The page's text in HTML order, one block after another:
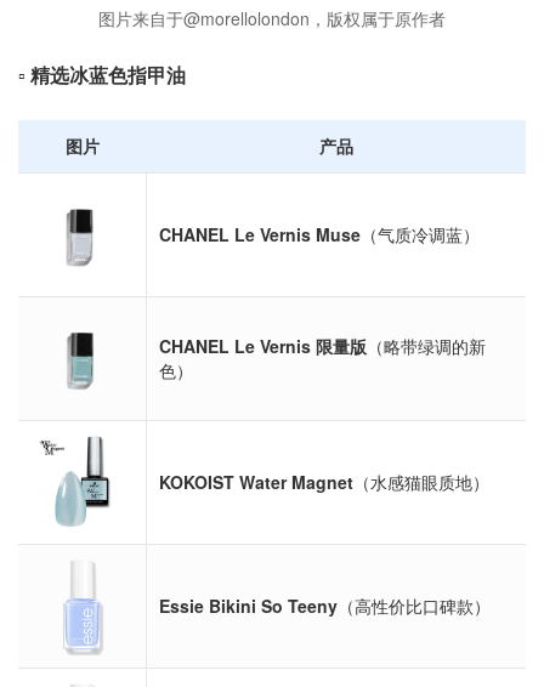
图片来自于@morellolondon，版权属于原作者
▫️ 精选冰蓝色指甲油
图片 产品
CHANEL Le Vernis Muse （气质冷调蓝）
CHANEL Le Vernis 限量版 （略带绿调的新
色）
KOKOIST Water Magnet （水感猫眼质地）
Essie Bikini So Teeny （高性价比口碑款）